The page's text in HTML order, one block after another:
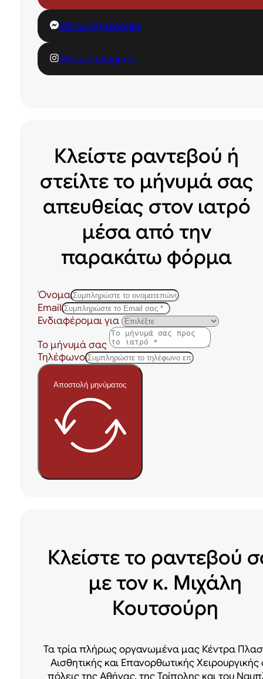
Μέσω Messenger
Μέσω Instagram
Κλείστε ραντεβού ή
στείλτε το μήνυμά σας
απευθείας στον ιατρό
μέσα από την
παρακάτω φόρμα
Όνομα
Email
Ενδιαφέρομαι για
Το μήνυμά σας
Τηλέφωνο
Αποστολή μηνύματος
Κλείστε το ραντεβού
με τον κ. Μιχάλη
Κουτσούρη
Τα τρία πλήρως οργανωμένα μας Κέντρα
Αισθητικής και Επανορθωτικής Χειρουργικής
πόλεις της Αθήνας, της Τρίπολης και του